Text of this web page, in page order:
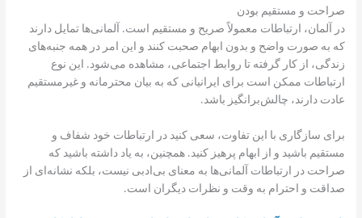
صراحت و مستقیم بودن
در آلمان، ارتباطات معمولاً صریح و مستقیم است. آلمانی‌ها تمایل دارند
که به صورت واضح و بدون ابهام صحبت کنند و این امر در همه جنبه‌های
زندگی، از کار گرفته تا روابط اجتماعی، مشاهده می‌شود. این نوع
ارتباطات ممکن است برای ایرانیانی که به بیان محترمانه و غیرمستقیم
عادت دارند، چالش‌برانگیز باشد.
برای سازگاری با این تفاوت، سعی کنید در ارتباطات خود شفاف و
مستقیم باشید و از ابهام پرهیز کنید. همچنین، به یاد داشته باشید که
صراحت در ارتباطات آلمانی‌ها به معنای بی‌ادبی نیست، بلکه نشانه‌ای از
صداقت و احترام به وقت و نظرات دیگران است.